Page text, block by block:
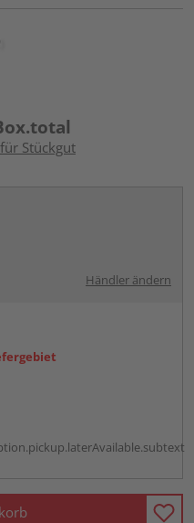
Stückgut
Händler ändern